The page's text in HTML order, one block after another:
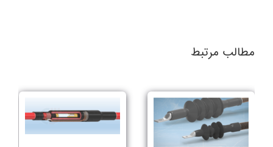
مطالب مرتبط